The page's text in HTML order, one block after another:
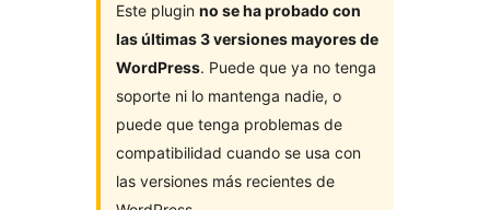
Este plugin no se ha probado con
las últimas 3 versiones mayores de
WordPress. Puede que ya no tenga
soporte ni lo mantenga nadie, o
puede que tenga problemas de
compatibilidad cuando se usa con
las versiones más recientes de